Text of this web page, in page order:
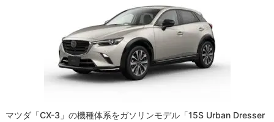
マツダ「CX-3」の機種体系をガソリンモデル「15S Urban Dresser